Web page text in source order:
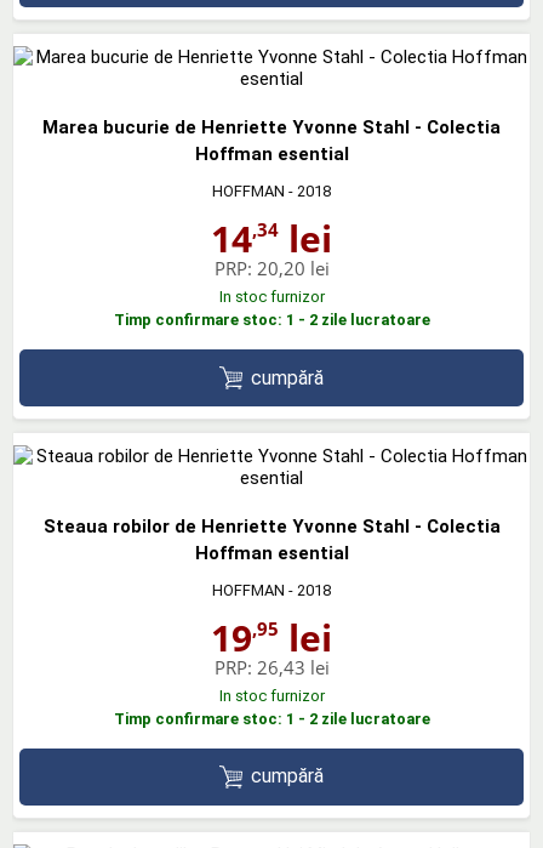
Marea bucurie de Henriette Yvonne Stahl - Colectia
Hoffman esential
HOFFMAN - 2018
14,34 lei
PRP: 20,20 lei
In stoc furnizor
Timp confirmare stoc: 1 - 2 zile lucratoare
cumpără
Steaua robilor de Henriette Yvonne Stahl - Colectia
Hoffman esential
HOFFMAN - 2018
19,95 lei
PRP: 26,43 lei
In stoc furnizor
Timp confirmare stoc: 1 - 2 zile lucratoare
cumpără